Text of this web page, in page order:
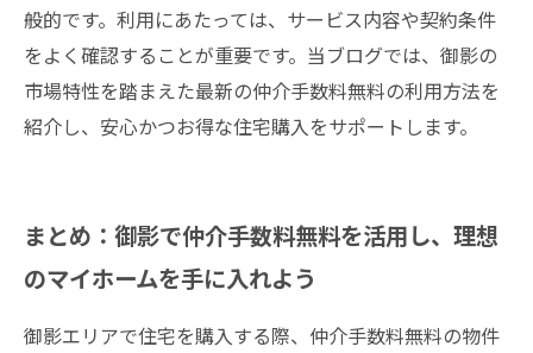
般的です。利用にあたっては、サービス内容や契約条件
をよく確認することが重要です。当ブログでは、御影の
市場特性を踏まえた最新の仲介手数料無料の利用方法を
紹介し、安心かつお得な住宅購入をサポートします。
まとめ：御影で仲介手数料無料を活用し、理想
のマイホームを手に入れよう
御影エリアで住宅を購入する際、仲介手数料無料の物件